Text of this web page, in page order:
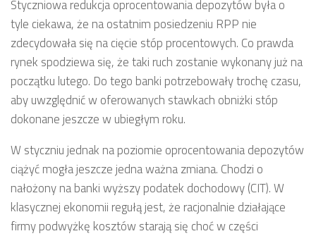
Styczniowa redukcja oprocentowania depozytów była o
tyle ciekawa, że na ostatnim posiedzeniu RPP nie
zdecydowała się na cięcie stóp procentowych. Co prawda
rynek spodziewa się, że taki ruch zostanie wykonany już na
początku lutego. Do tego banki potrzebowały trochę czasu,
aby uwzględnić w oferowanych stawkach obniżki stóp
dokonane jeszcze w ubiegłym roku.
W styczniu jednak na poziomie oprocentowania depozytów
ciążyć mogła jeszcze jedna ważna zmiana. Chodzi o
nałożony na banki wyższy podatek dochodowy (CIT). W
klasycznej ekonomii regułą jest, że racjonalnie działające
firmy podwyżkę kosztów starają się choć w części